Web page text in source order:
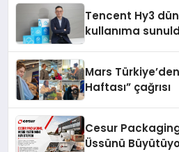
Tencent Hy3
kullanıma
Mars
Haftası” çağrısı
Cesur
Üssünü